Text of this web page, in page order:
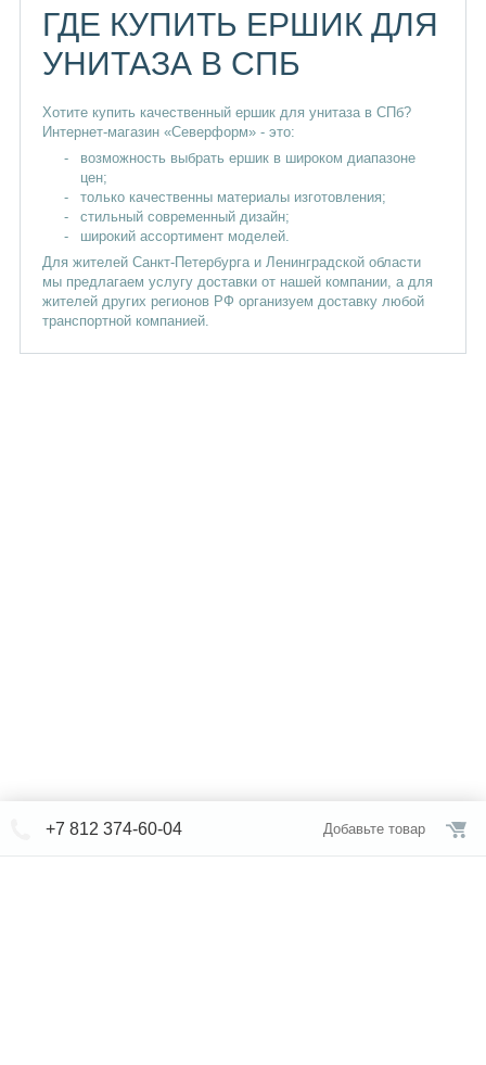
ГДЕ КУПИТЬ ЕРШИК ДЛЯ
УНИТАЗА В СПБ
Хотите купить качественный ершик для унитаза в СПб?
Интернет-магазин «Северформ» - это:
возможность выбрать ершик в широком диапазоне
цен;
только качественны материалы изготовления;
стильный современный дизайн;
широкий ассортимент моделей.
Для жителей Санкт-Петербурга и Ленинградской области
мы предлагаем услугу доставки от нашей компании, а для
жителей других регионов РФ организуем доставку любой
транспортной компанией.
+7 812 374-60-04 Добавьте товар